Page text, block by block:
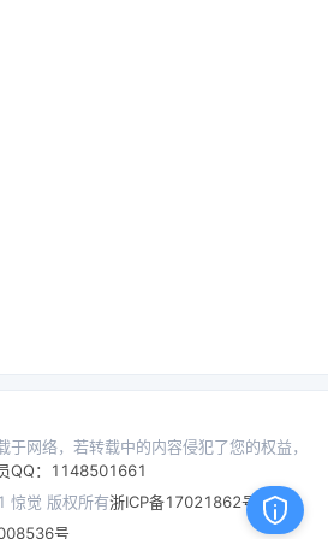
网络，若转载中的内容侵犯了您的权益，
QQ：1148501661
惊觉 版权所有浙ICP备17021862号
号